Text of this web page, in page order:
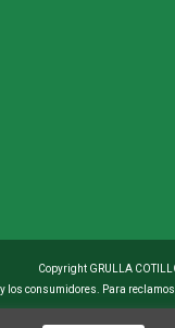
Copyright GRULLA
los consumidores. Para reclamos